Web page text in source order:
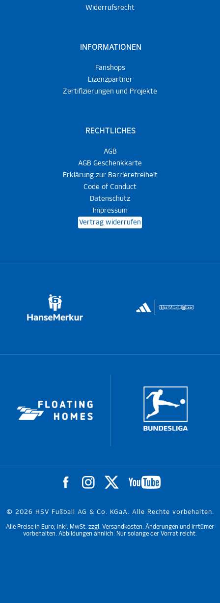
Widerrufsrecht
INFORMATIONEN
Fanshops
Lizenzpartner
Zertifizierungen und Projekte
RECHTLICHES
AGB
AGB Geschenkkarte
Erklärung zur Barrierefreiheit
Code of Conduct
Datenschutz
Impressum
Vertrag widerrufen
© 2026 HSV Fußball AG & Co. KGaA. Alle Rechte vorbehalten.
Alle Preise in Euro, inkl. MwSt. zzgl. Versandkosten. Änderungen und Irrtümer
vorbehalten. Abbildungen ähnlich. Nur solange der Vorrat reicht.